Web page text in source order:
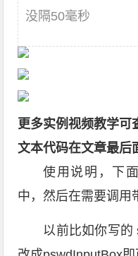
没隔50毫秒
更多实例视频教学可
文本代码在文章最后
使用说明，下
中，然后在需要调用
以前比如你写的